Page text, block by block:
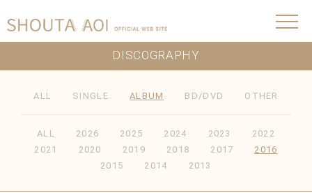
DISCOGRAPHY
ALL SINGLE ALBUM BD/DVD OTHER
ALL 2026 2025 2024 2023
2022
2021
2020 2019 2018 2017
2016
2015
2014 2013